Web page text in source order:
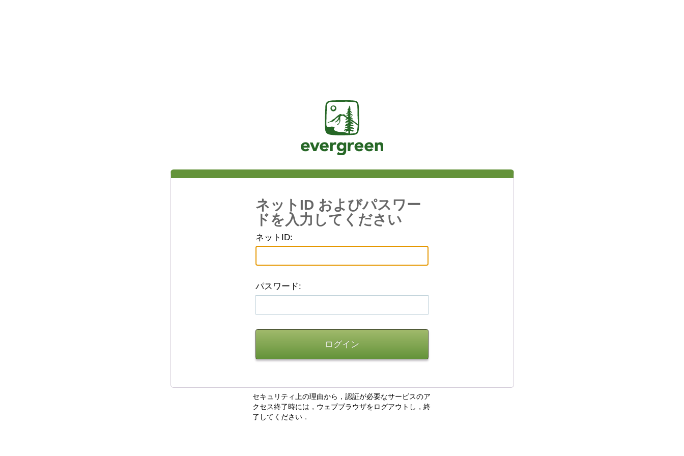
Jasig
ネットID およびパスワー
ドを入力してください
ネットID:
パスワード:
セキュリティ上の理由から，認証が必要なサービスのア
クセス終了時には，ウェブブラウザをログアウトし，終
了してください．